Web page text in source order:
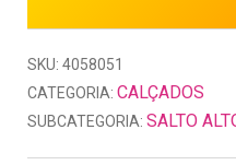
SKU: 4058051
CATEGORIA: CALÇADOS
SUBCATEGORIA: SALTO